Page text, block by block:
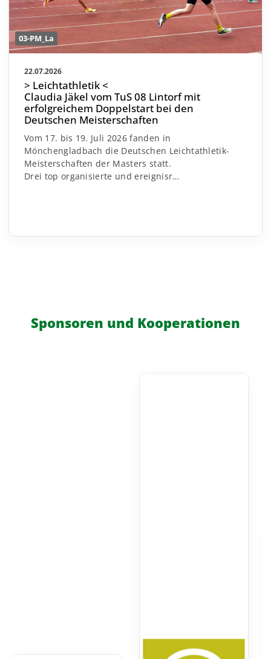
03-PM_La
22.07.2026
> Leichtathletik <
Claudia Jäkel vom TuS 08 Lintorf mit
erfolgreichem Doppelstart bei den
Deutschen Meisterschaften
Vom 17. bis 19. Juli 2026 fanden in
Mönchengladbach die Deutschen Leichtathletik-
Meisterschaften der Masters statt.
Drei top organisierte und ereignisr…
Sponsoren und Kooperationen